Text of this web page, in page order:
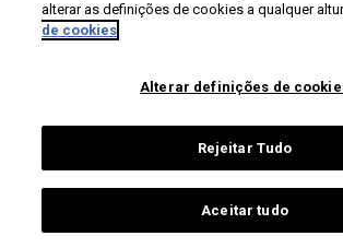
alterar as definições de cookies a qualquer
de cookies
Alterar definições de
Rejeitar Tudo
Aceitar tudo